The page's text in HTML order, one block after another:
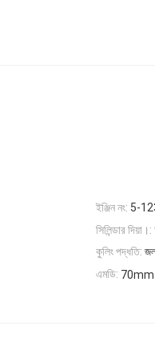
ইঞ্জিন নং: 5-
সিলিন্ডার দিয়া।:
কুলিং পদ্ধতি:
এমডি: 70mm